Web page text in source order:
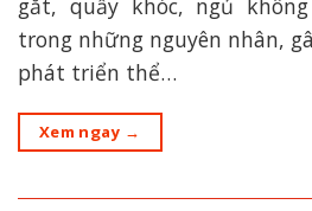
gắt, quấy khóc, ngủ
trong những nguyên nhân,
phát triển thể…
Xem ngay →